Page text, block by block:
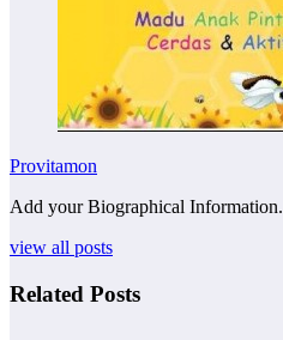
Provitamon
Add your Biographical Information.
view all posts
Related Posts